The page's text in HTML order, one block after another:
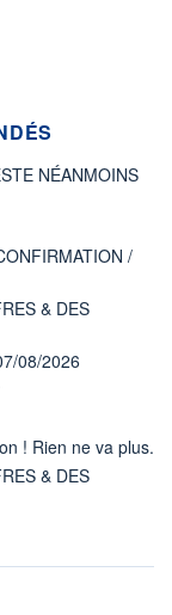
NÉANMOINS
/
& DES
08/2026
! Rien ne va plus.
& DES